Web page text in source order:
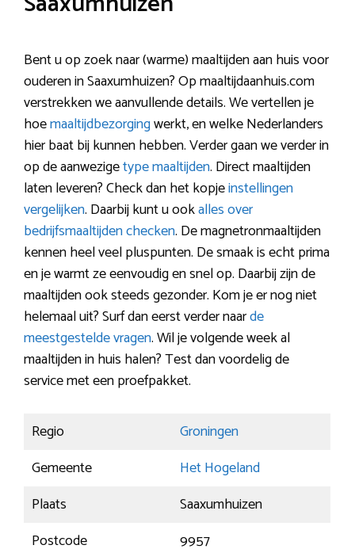
Bent u op zoek naar (warme) maaltijden aan huis voor
ouderen in Saaxumhuizen? Op maaltijdaanhuis.com
verstrekken we aanvullende details. We vertellen je
hoemaaltijdbezorgingwerkt, en welke Nederlanders
hier baat bij kunnen hebben. Verder gaan we verder in
op de aanwezigetype maaltijden. Direct maaltijden
laten leveren? Check dan het kopjeinstellingen
vergelijken. Daarbij kunt u ookalles over
bedrijfsmaaltijden checken. De magnetronmaaltijden
kennen heel veel pluspunten. De smaak is echt prima
en je warmt ze eenvoudig en snel op. Daarbij zijn de
maaltijden ook steeds gezonder. Kom je er nog niet
helemaal uit? Surf dan eerst verder naarde
meestgestelde vragen. Wil je volgende week al
maaltijden in huis halen? Test dan voordelig de
service met een proefpakket.
Regio
Groningen
Gemeente
Het Hogeland
Plaats
Saaxumhuizen
Postcode
9957